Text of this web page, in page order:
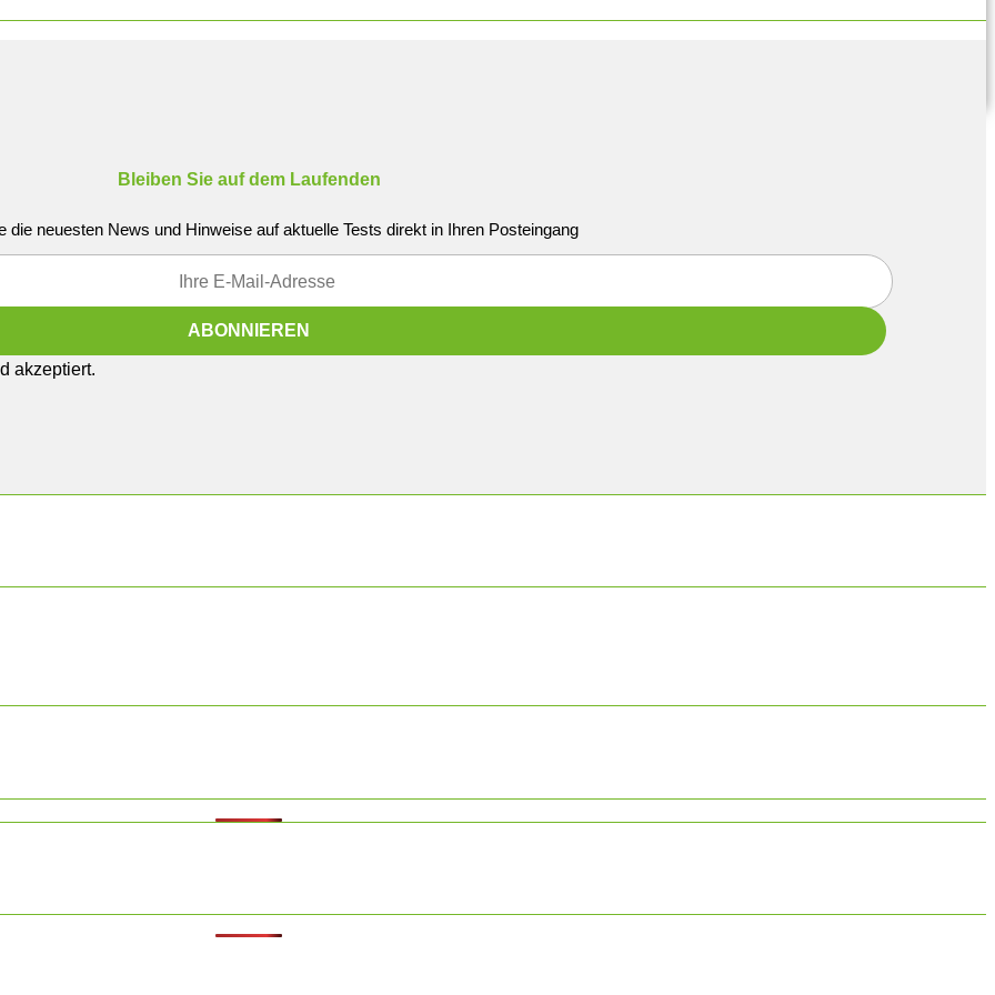
Bleiben Sie auf dem Laufenden
die neuesten News und Hinweise auf aktuelle Tests direkt in Ihren Posteingang
akzeptiert.